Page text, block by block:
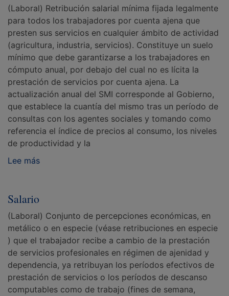
(Laboral) Retribución salarial mínima fijada legalmente
para todos los trabajadores por cuenta ajena que
presten sus servicios en cualquier ámbito de actividad
(agricultura, industria, servicios). Constituye un suelo
mínimo que debe garantizarse a los trabajadores en
cómputo anual, por debajo del cual no es lícita la
prestación de servicios por cuenta ajena. La
actualización anual del SMI corresponde al Gobierno,
que establece la cuantía del mismo tras un período de
consultas con los agentes sociales y tomando como
referencia el índice de precios al consumo, los niveles
de productividad y la
Lee más
Salario
(Laboral) Conjunto de percepciones económicas, en
metálico o en especie (véase retribuciones en especie
) que el trabajador recibe a cambio de la prestación
de servicios profesionales en régimen de ajenidad y
dependencia, ya retribuyan los períodos efectivos de
prestación de servicios o los períodos de descanso
computables como de trabajo (fines de semana,